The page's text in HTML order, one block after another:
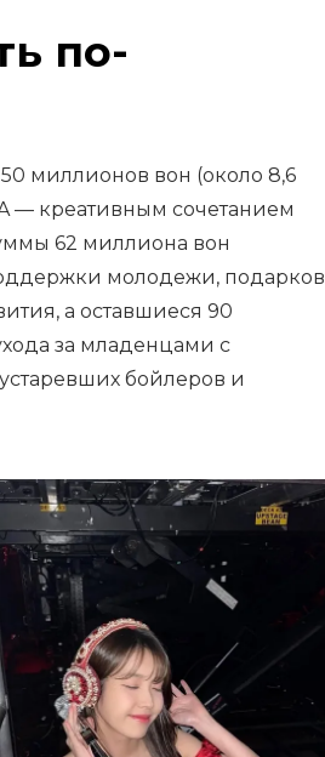
по-
миллионов вон (около 8,6
— креативным сочетанием
62 миллиона вон
молодежи, подарков
а оставшиеся 90
за младенцами с
бойлеров и